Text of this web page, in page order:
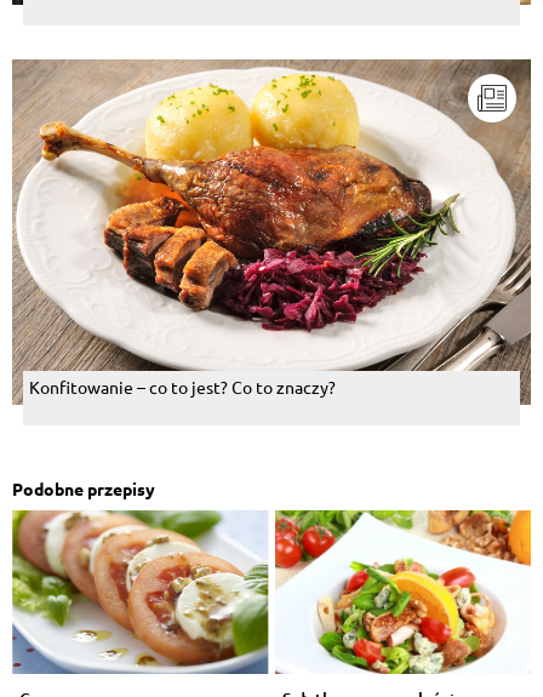
Konfitowanie – co to jest? Co to znaczy?
Podobne przepisy